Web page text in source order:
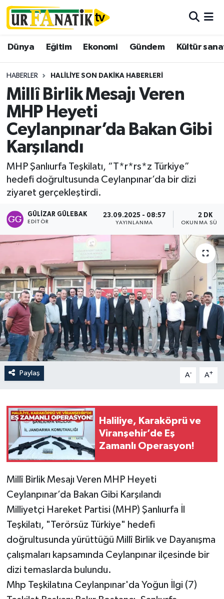
Dünya Eğitim Ekonomi Gündem Kültür
HABERLER HALILIYE SON DAKIKA HABERLERI
Millî Birlik Mesajı Veren
MHP Heyeti
Ceylanpınar’da Bakan Gibi
Karşılandı
MHP Şanlıurfa Teşkilatı, “T*r*rs*z Türkiye”
hedefi doğrultusunda Ceylanpınar’da bir dizi
ziyaret gerçekleştirdi.
GÜLIZAR GÜLEBAK
EDITÖR
23.09.2025 - 08:57
YAYINLANMA
2 DK
OKUNMA
Paylaş A- A+
Haliliye, Karaköprü ve
Viranşehir’de Eş
Zamanlı Operasyon!
Millî Birlik Mesajı Veren MHP Heyeti
Ceylanpınar’da Bakan Gibi Karşılandı
Milliyetçi Hareket Partisi (MHP) Şanlıurfa İl
Teşkilatı, "Terörsüz Türkiye" hedefi
doğrultusunda yürüttüğü Millî Birlik ve Dayanışma
çalışmaları kapsamında Ceylanpınar ilçesinde bir
dizi temaslarda bulundu.
Mhp Teşkilatına Ceylanpınar'da Yoğun İlgi (7)
Trafik Durumu
Süper Lig Puan Durumu ve Fikstür
Tüm Manşetler
Son Dakika Haberleri
Haber Arşivi